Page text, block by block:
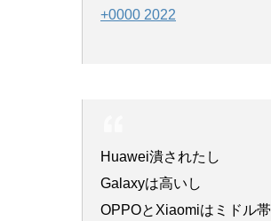
+0000 2022
Huawei潰されたし
Galaxyは高いし
OPPOとXiaomiはミドル